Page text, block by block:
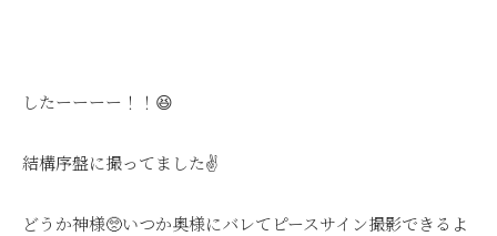
したーーーー！！😆
結構序盤に撮ってました✌
どうか神様🥺いつか奥様にバレてピースサイン撮影できるよ